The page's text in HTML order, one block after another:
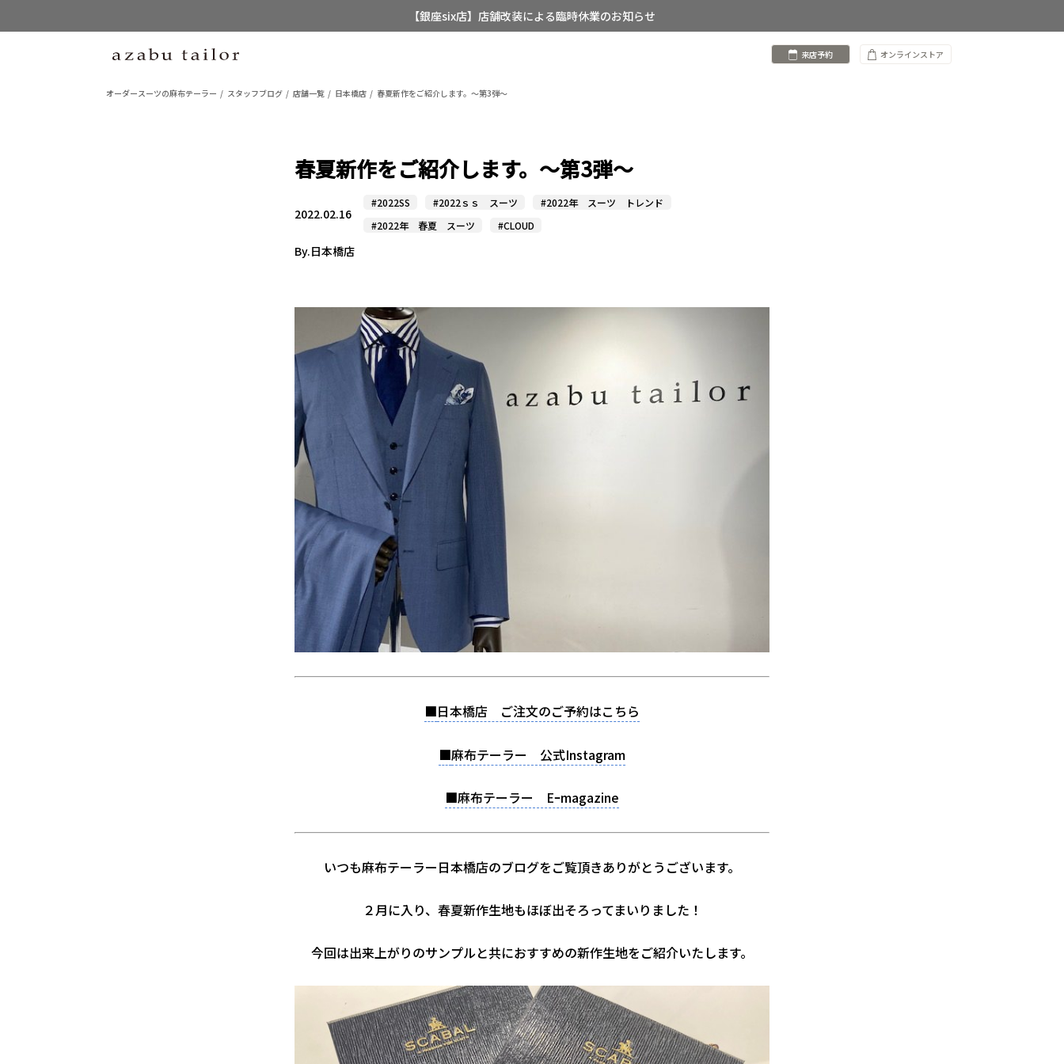
【店舗限定】レディースオーダースーツ
来店予約 オンラインストア
オーダースーツの麻布テーラー スタッフブログ 店舗一覧 日本橋店 春夏新作をご紹介します。～第3弾～
春夏新作をご紹介します。～第3弾～
2022.02.16
#2022SS #2022ｓｓ スーツ
#2022年 スーツ トレンド
#2022年 春夏 スーツ
#CLOUD
By.日本橋店
■日本橋店 ご注文のご予約はこちら
■麻布テーラー 公式Instagram
■麻布テーラー Eｰmagazine
いつも麻布テーラー日本橋店のブログをご覧頂きありがとうございます。
２月に入り、春夏新作生地もほぼ出そろってまいりました！
今回は出来上がりのサンプルと共におすすめの新作生地をご紹介いたします。